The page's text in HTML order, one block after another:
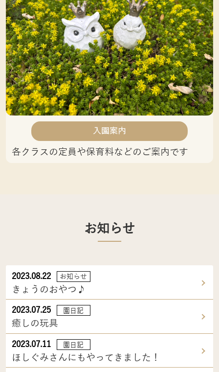
入園案内
各クラスの定員や保育料などのご案内です
お知らせ
2023.08.22 お知らせ
きょうのおやつ♪
2023.07.25 園日記
癒しの玩具
2023.07.11 園日記
ほしぐみさんにもやってきました！